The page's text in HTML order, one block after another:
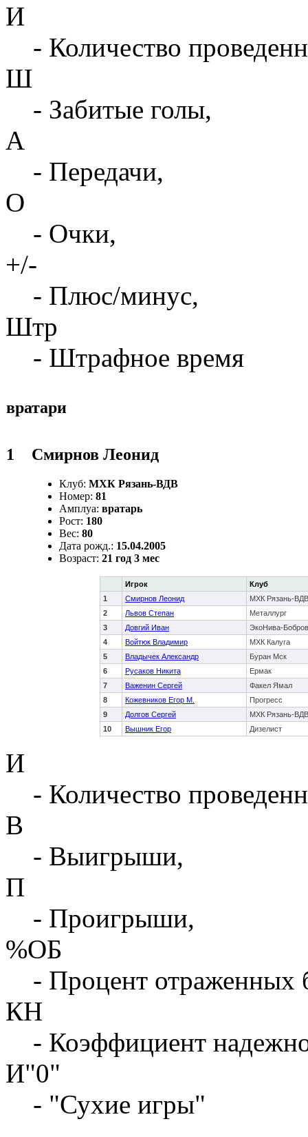
И
- Количество
Ш
- Забитые голы,
А
- Передачи,
О
- Очки,
+/-
- Плюс/минус,
Штр
- Штрафное время
вратари
1 Смирнов Леонид
Клуб: МХК Рязань-ВДВ
Номер: 81
Амплуа: вратарь
Рост: 180
Вес: 80
Дата рожд.: 15.04.2005
Возраст: 21 год 3 мес
Игрок
Клуб
1
Смирнов Леонид
МХК Рязань-ВДВ
2
Львов Степан
Металлург
3
Довгий Иван
ЭкоНива-Бобров
4
Войтюк Владимир
МХК Калуга
5
Владычек Александр
Буран Мск
6
Русаков Никита
Ермак
7
Важенин Сергей
Факел Ямал
8
Кожевников Егор М.
Прогресс
9
Долгов Сергей
МХК Рязань-ВДВ
10
Вышник Егор Дизелист
И
- Количество
В
- Выигрыши,
П
- Проигрыши,
%ОБ
- Процент отраженных
КН
- Коэффициент
И"0"
- "Сухие игры"